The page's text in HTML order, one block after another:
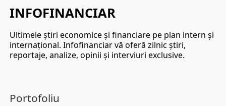
INFOFINANCIAR
Ultimele ştiri economice şi financiare pe plan intern şi
internaţional. Infofinanciar vă oferă zilnic ştiri,
reportaje, analize, opinii şi interviuri exclusive.
Portofoliu